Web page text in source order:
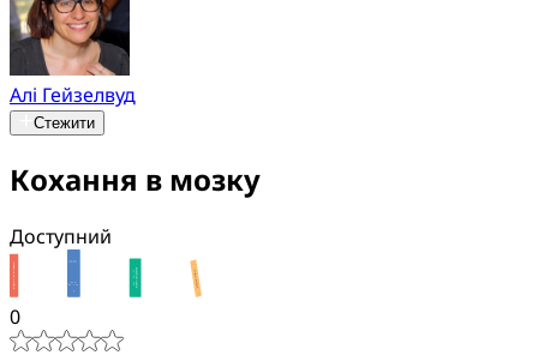
Алі Гейзелвуд
Стежити
Кохання в мозку
Доступний
0